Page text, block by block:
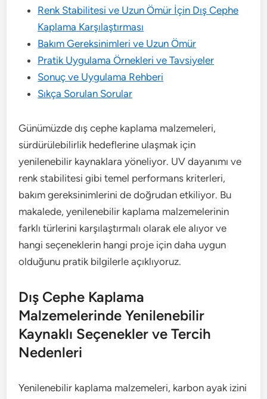
Renk Stabilitesi ve Uzun Ömür İçin Dış Cephe
Kaplama Karşılaştırması
Bakım Gereksinimleri ve Uzun Ömür
Pratik Uygulama Örnekleri ve Tavsiyeler
Sonuç ve Uygulama Rehberi
Sıkça Sorulan Sorular
Günümüzde dış cephe kaplama malzemeleri,
sürdürülebilirlik hedeflerine ulaşmak için
yenilenebilir kaynaklara yöneliyor. UV dayanımı ve
renk stabilitesi gibi temel performans kriterleri,
bakım gereksinimlerini de doğrudan etkiliyor. Bu
makalede, yenilenebilir kaplama malzemelerinin
farklı türlerini karşılaştırmalı olarak ele alıyor ve
hangi seçeneklerin hangi proje için daha uygun
olduğunu pratik bilgilerle açıklıyoruz.
Dış Cephe Kaplama
Malzemelerinde Yenilenebilir
Kaynaklı Seçenekler ve Tercih
Nedenleri
Yenilenebilir kaplama malzemeleri, karbon ayak izini